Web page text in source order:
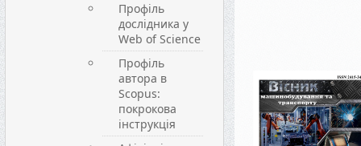
Профіль
дослідника у
Web of Science
Профіль
автора в
Scopus:
покрокова
інструкція